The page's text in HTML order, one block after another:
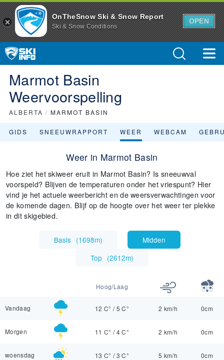
OnTheSnow Ski & Snow Report
Ski & Snow Conditions
OPEN
Marmot Basin
Weervoorspelling
ALBERTA / MARMOT BASIN
GIDS SNEEUWRAPPORT WEER WEBCAM
Weer in Marmot Basin
Hoe ziet het skiweer eruit in Marmot Basin? Is sneeuwval
voorspeld? Blijven de temperaturen onder het vriespunt? Hier
vind je het actuele weerbericht en de weersverwachtingen voor
de komende dagen. Blijf op de hoogte over het weer ter plekke
in dit skigebied.
Basis (1698m)
Midden
Top (2612m)
Hoog/Laag
Vandaag 12 C° / 5 C° 2 km/h 0cm
Morgen 11 C° / 4 C° 2 km/h 0cm
woensdag 13 C° / 3 C° 5 km/h 0cm